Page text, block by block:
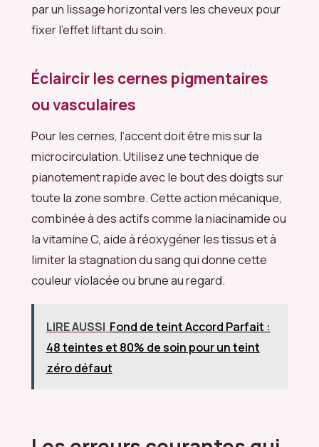
par un lissage horizontal vers les cheveux pour
fixer l’effet liftant du soin.
Éclaircir les cernes pigmentaires
ou vasculaires
Pour les cernes, l’accent doit être mis sur la
microcirculation. Utilisez une technique de
pianotement rapide avec le bout des doigts sur
toute la zone sombre. Cette action mécanique,
combinée à des actifs comme la niacinamide ou
la vitamine C, aide à réoxygéner les tissus et à
limiter la stagnation du sang qui donne cette
couleur violacée ou brune au regard.
LIRE AUSSI Fond de teint Accord Parfait :
48 teintes et 80% de soin pour un teint
zéro défaut